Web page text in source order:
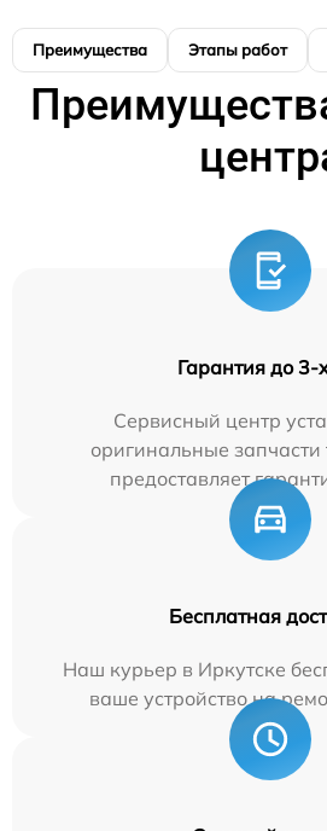
Преимущества Этапы работ
Гарантия до 3-
Сервисный центр
оригинальные запчасти
предоставляет
Бесплатная
Наш курьер в Иркутске
ваше устройство на